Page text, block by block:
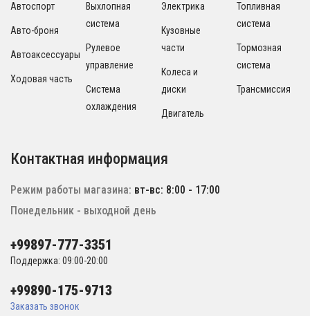
Автоспорт
Авто-броня
Автоаксессуары
Ходовая часть
Выхлопная
система
Рулевое
управление
Система
охлаждения
Электрика
Кузовные
части
Колеса и
диски
Двигатель
Топливная
система
Тормозная
система
Трансмиссия
Контактная информация
Режим работы магазина: вт-вс: 8:00 - 17:00
Понедельник - выходной день
+99897-777-3351
Поддержка: 09:00-20:00
+99890-175-9713
Заказать звонок